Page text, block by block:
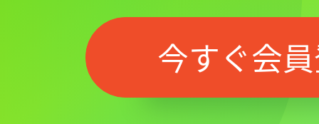
記事をお気に入
ログインが
今すぐ会